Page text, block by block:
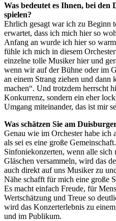
Was bedeutet es Ihnen, bei
spielen?
Ehrlich gesagt war ich zu Beginn
erwartet, dass ich mich hier so
Anfang an wurde ich hier so
fühle ich mich in diesem
einzelne tolle Musiker hier und
wenn wir auf der Bühne oder im
an einem Strang ziehen und
machen“. Und trotzdem herrscht
Konkurrenz, sondern ein eher
Umgang miteinander, das ist mir
Was schätzen Sie am
Genau wie im Orchester habe ich
als sei es eine große
Sinfoniekonzerten, wenn alle sich
Gläschen versammeln, wird das
auch direkt auf uns Musiker zu
Nähe schafft für mich eine große
Es macht einfach Freude, für
Wertschätzung und Treue so
wird das Konzerterlebnis zu
und im Publikum.